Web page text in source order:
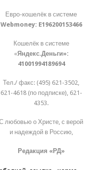
Евро-кошелёк в системе
Webmoney: E196200153466
Кошелёк в системе
«Яндекс.Деньги»:
41001994189694
Тел./ факс: (495) 621-3502,
621-4618 (по подписке), 621-
4353.
любовью о Христе, с верой
и надеждой в Россию,
Редакция «РД»